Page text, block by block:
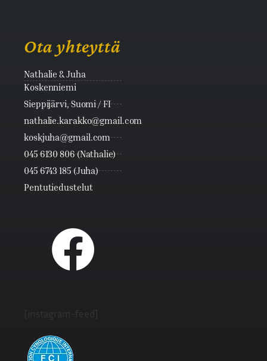
Ota yhteyttä
Nathalie & Juha
Koskenniemi
Sieppijärvi, Suomi / FI
nathalie.karakko@gmail.com
koskjuha@gmail.com
045 6130 806 (Nathalie)
045 6743 185 (Juha)
Pentutiedustelut